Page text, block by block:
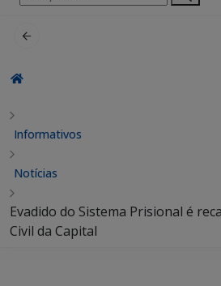
por:
Informativos
Notícias
Evadido do Sistema Prisional é
Civil da Capital